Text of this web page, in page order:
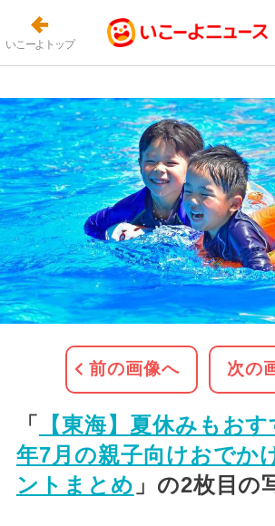
いこーよトップ
前の画像へ 次の
「
【東海】夏休みもお
年7月の親子向けおでか
ントまとめ 」の2枚目の